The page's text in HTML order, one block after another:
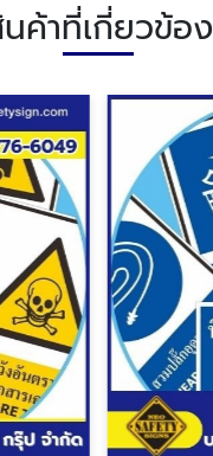
ค้าที่เกี่ยวข้อง